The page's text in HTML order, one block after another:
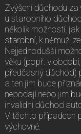
Zvýšení důchodu
u starobního
několik možností,
starobní, k němuž
Nejjednodušší
věku (popř. v
předčasný důchod)
a ten jim bude
nepodají nebo jim
invalidní důchod
V těchto případech
výchovné.